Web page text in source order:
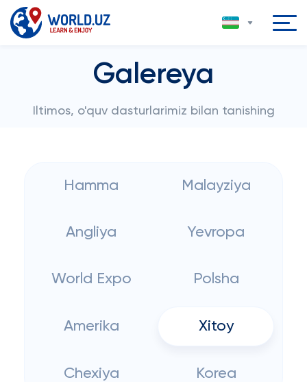
Galereya
Iltimos, o'quv dasturlarimiz bilan tanishing
Hamma Malayziya
Angliya Yevropa
World Expo Polsha
Amerika Xitoy
Chexiya Korea